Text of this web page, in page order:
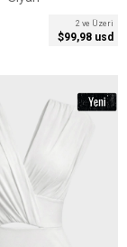
2 ve Üzeri
$99,98 usd